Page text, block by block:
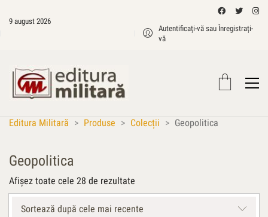
9 august 2026
Autentificați-vă sau Înregistrați-
vă
Editura Militară > Produse > Colecții > Geopolitica
Geopolitica
Afișez toate cele 28 de rezultate
după
cele
Sortează după cele mai recente